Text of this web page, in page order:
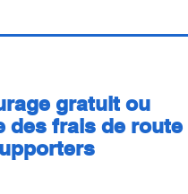
gratuit ou
des frais de route